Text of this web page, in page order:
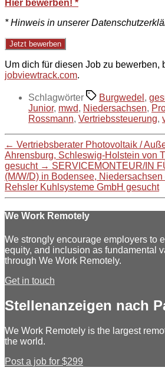
Hier bewerben! *
* Hinweis in unserer
Um dich für diesen Job zu bewerben,
jobviewtrack.com.
Schlagwörter Burgwedel ,
Junior, mwd, Niedersachsen,
Rossmann, Vertriebssteuerung,
← Vertriebsberater Photovoltaik /
Ahrensburg, Schleswig-Holstein von
gesucht → SERVICEMONTEUR/IN
(M/W/D) in Bodensee,
Rehsler Kuhlsysteme GmbH gesucht
We Work Remotely
We strongly encourage employers to
equity, and inclusion as fundamental
through We Work Remotely.
Get in touch
Stellenanzeigen nach
We Work Remotely is the largest
the world.
Post a job for $299